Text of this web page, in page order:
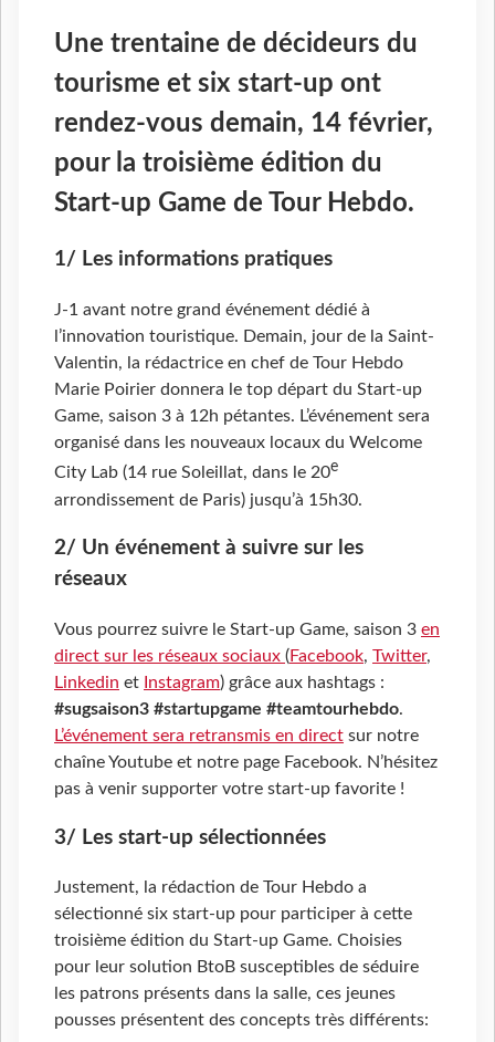
Une trentaine de décideurs du
tourisme et six start-up ont
rendez-vous demain, 14 février,
pour la troisième édition du
Start-up Game de Tour Hebdo.
1/ Les informations pratiques
J-1 avant notre grand événement dédié à
l’innovation touristique. Demain, jour de la Saint-
Valentin, la rédactrice en chef de Tour Hebdo
Marie Poirier donnera le top départ du Start-up
Game, saison 3 à 12h pétantes. L’événement sera
organisé dans les nouveaux locaux du Welcome
City Lab (14 rue Soleillat, dans le 20e
arrondissement de Paris) jusqu’à 15h30.
2/ Un événement à suivre sur les
réseaux
Vous pourrez suivre le Start-up Game, saison 3 en
direct sur les réseaux sociaux (Facebook, Twitter,
Linkedin et Instagram) grâce aux hashtags :
#sugsaison3 #startupgame #teamtourhebdo.
L’événement sera retransmis en direct sur notre
chaîne Youtube et notre page Facebook. N’hésitez
pas à venir supporter votre start-up favorite !
3/ Les start-up sélectionnées
Justement, la rédaction de Tour Hebdo a
sélectionné six start-up pour participer à cette
troisième édition du Start-up Game. Choisies
pour leur solution BtoB susceptibles de séduire
les patrons présents dans la salle, ces jeunes
pousses présentent des concepts très différents: